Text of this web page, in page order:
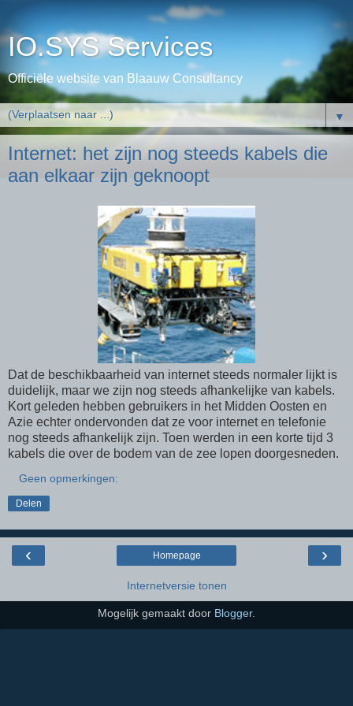
IO.SYS Services
Officiële website van Blaauw Consultancy
▼
Internet: het zijn nog steeds kabels die
aan elkaar zijn geknoopt
Dat de beschikbaarheid van internet steeds normaler lijkt is
duidelijk, maar we zijn nog steeds afhankelijke van kabels.
Kort geleden hebben gebruikers in het Midden Oosten en
Azie echter ondervonden dat ze voor internet en telefonie
nog steeds afhankelijk zijn. Toen werden in een korte tijd 3
kabels die over de bodem van de zee lopen doorgesneden.
Geen opmerkingen:
Delen
‹ ›
Homepage
Internetversie tonen
Mogelijk gemaakt door Blogger.